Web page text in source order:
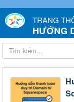
TRANG
HƯỚNG